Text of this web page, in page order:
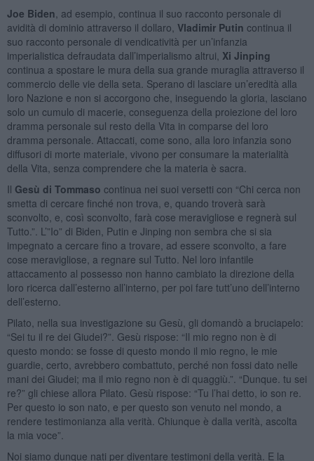
Joe Biden , ad esempio, continua il suo racconto personale di
avidità di dominio attraverso il dollaro, Vladimir Putin continua il
suo racconto personale di vendicatività per un’infanzia
imperialistica defraudata dall’imperialismo altrui, Xi Jinping
continua a spostare le mura della sua grande muraglia attraverso il
commercio delle vie della seta. Sperano di lasciare un’eredità alla
loro Nazione e non si accorgono che, inseguendo la gloria, lasciano
solo un cumulo di macerie, conseguenza della proiezione del loro
dramma personale sul resto della Vita in comparse del loro
dramma personale. Attaccati, come sono, alla loro infanzia sono
diffusori di morte materiale, vivono per consumare la materialità
della Vita, senza comprendere che la materia è sacra.
Il Gesù di Tommaso continua nei suoi versetti con “Chi cerca non
smetta di cercare finché non trova, e, quando troverà sarà
sconvolto, e, così sconvolto, farà cose meravigliose e regnerà sul
Tutto.”. L’”Io” di Biden, Putin e Jinping non sembra che si sia
impegnato a cercare fino a trovare, ad essere sconvolto, a fare
cose meravigliose, a regnare sul Tutto. Nel loro infantile
attaccamento al possesso non hanno cambiato la direzione della
loro ricerca dall’esterno all’interno, per poi fare tutt’uno dell’interno
dell’esterno.
Pilato, nella sua investigazione su Gesù, gli domandò a bruciapelo:
“Sei tu il re dei Giudei?”. Gesù rispose: “Il mio regno non è di
questo mondo: se fosse di questo mondo il mio regno, le mie
guardie, certo, avrebbero combattuto, perché non fossi dato nelle
mani dei Giudei; ma il mio regno non è di quaggiù.”. “Dunque. tu sei
re?” gli chiese allora Pilato. Gesù rispose: “Tu l’hai detto, io son re.
Per questo io son nato, e per questo son venuto nel mondo, a
rendere testimonianza alla verità. Chiunque è dalla verità, ascolta
la mia voce”.
Noi siamo dunque nati per diventare testimoni della verità. E la